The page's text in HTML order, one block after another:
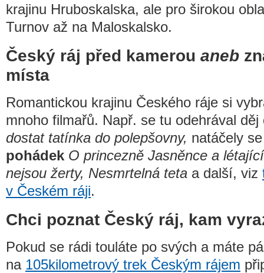
krajinu Hruboskalska, ale pro širokou
Turnov až na Maloskalsko.
Český ráj před kamerou aneb
místa
Romantickou krajinu Českého ráje si
mnoho filmařů. Např. se tu odehrával děj
dostat tatínka do polepšovny, natáčely
pohádek O princezně Jasněnce a
nejsou žerty, Nesmrtelná teta a další, viz
v Českém ráji.
Chci poznat Český ráj, kam
Pokud se rádi touláte po svých a máte
na 105kilometrový trek Českým rájem